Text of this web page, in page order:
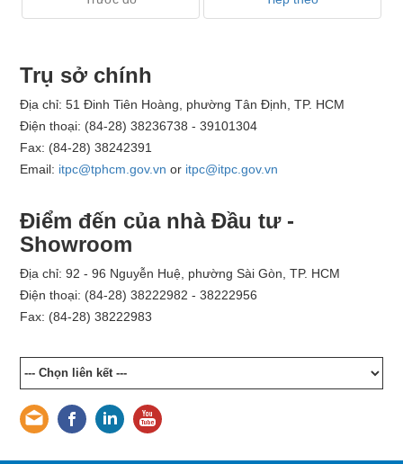
Trụ sở chính
Địa chỉ: 51 Đinh Tiên Hoàng, phường Tân Định, TP. HCM
Điện thoại: (84-28) 38236738 - 39101304
Fax: (84-28) 38242391
Email: itpc@tphcm.gov.vn or itpc@itpc.gov.vn
Điểm đến của nhà Đầu tư -
Showroom
Địa chỉ: 92 - 96 Nguyễn Huệ, phường Sài Gòn, TP. HCM
Điện thoại: (84-28) 38222982 - 38222956
Fax: (84-28) 38222983